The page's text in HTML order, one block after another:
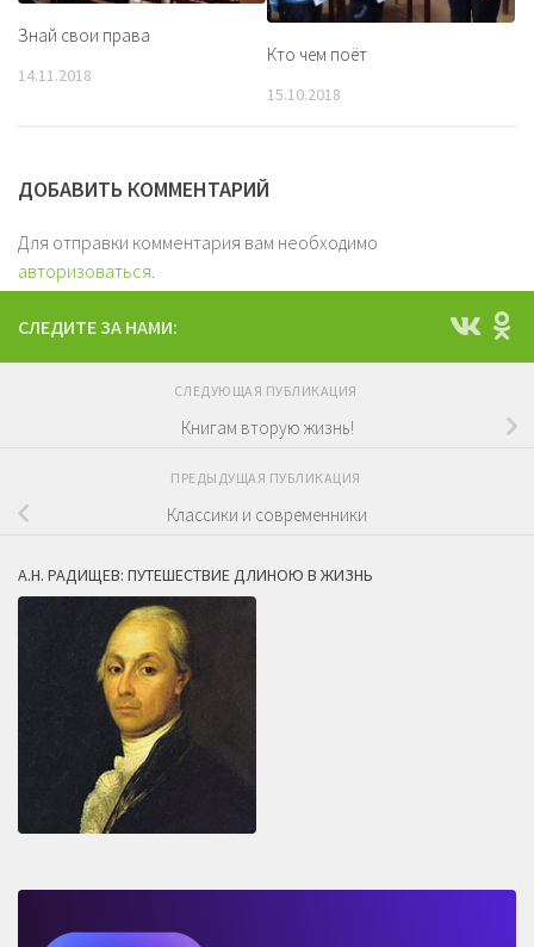
Знай свои права
14.11.2018
Кто чем поёт
15.10.2018
ДОБАВИТЬ КОММЕНТАРИЙ
Для отправки комментария вам необходимо
авторизоваться
СЛЕДИТЕ ЗА НАМИ:
СЛЕДУЮЩАЯ ПУБЛИКАЦИЯ
Книгам вторую жизнь!
ПРЕДЫДУЩАЯ ПУБЛИКАЦИЯ
Классики и современники
А.Н. РАДИЩЕВ: ПУТЕШЕСТВИЕ ДЛИНОЮ В ЖИЗНЬ